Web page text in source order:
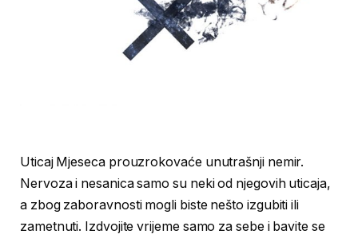
Uticaj Mjeseca prouzrokovaće unutrašnji nemir.
Nervoza i nesanica samo su neki od njegovih uticaja,
a zbog zaboravnosti mogli biste nešto izgubiti ili
zametnuti. Izdvojite vrijeme samo za sebe i bavite se